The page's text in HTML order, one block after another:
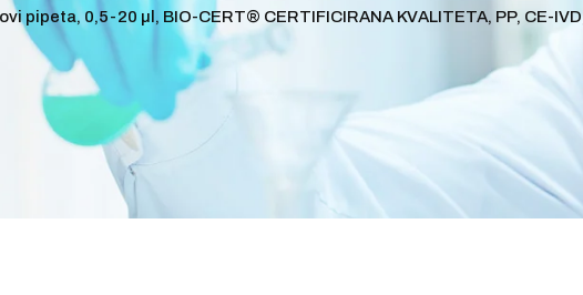
pipeta, 0,5-20 µl, BIO-CERT® CERTIFICIRANA KVALITETA, PP, CE-